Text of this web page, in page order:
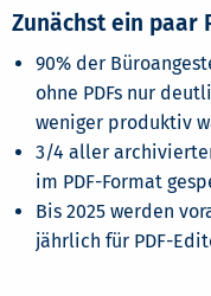
Zunächst ein paar
90% der
ohne PDFs nur
weniger produktiv
3/4 aller
im PDF-Format
Bis 2025 werden
jährlich für PDF-